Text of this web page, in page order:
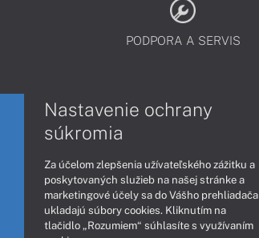
PODPORA A SERVIS
Nastavenie ochrany
súkromia
Za účelom zlepšenia užívateľského zážitku a
poskytovaných služieb na našej stránke a
marketingové účely sa do Vášho prehliadača
ukladajú súbory cookies. Kliknutím na
tlačidlo „Rozumiem“ súhlasíte s využívaním